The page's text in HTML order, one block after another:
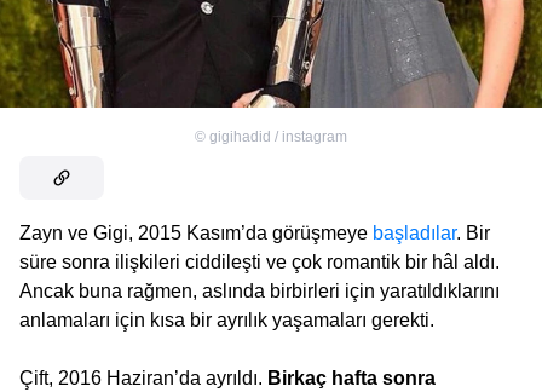
© gigihadid / instagram
Zayn ve Gigi, 2015 Kasım’da görüşmeye başladılar. Bir
süre sonra ilişkileri ciddileşti ve çok romantik bir hâl aldı.
Ancak buna rağmen, aslında birbirleri için yaratıldıklarını
anlamaları için kısa bir ayrılık yaşamaları gerekti.
Çift, 2016 Haziran’da ayrıldı. Birkaç hafta sonra